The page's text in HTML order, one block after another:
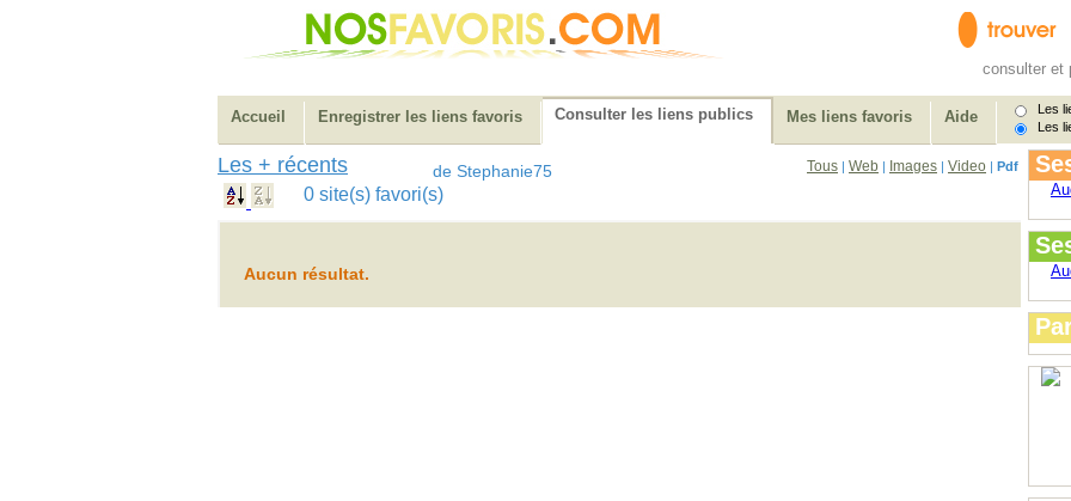
consulter et
Accueil Enregistrer les liens favoris Consulter les liens publics Mes liens favoris Aide
Les
Les
Les + récents de Stephanie75 Tous | Web | Images | Video | Pdf
0 site(s) favori(s)
Aucun résultat.